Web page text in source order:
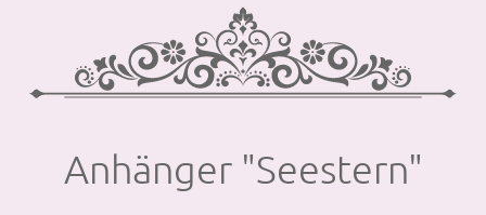
An­hän­ger "See­stern"